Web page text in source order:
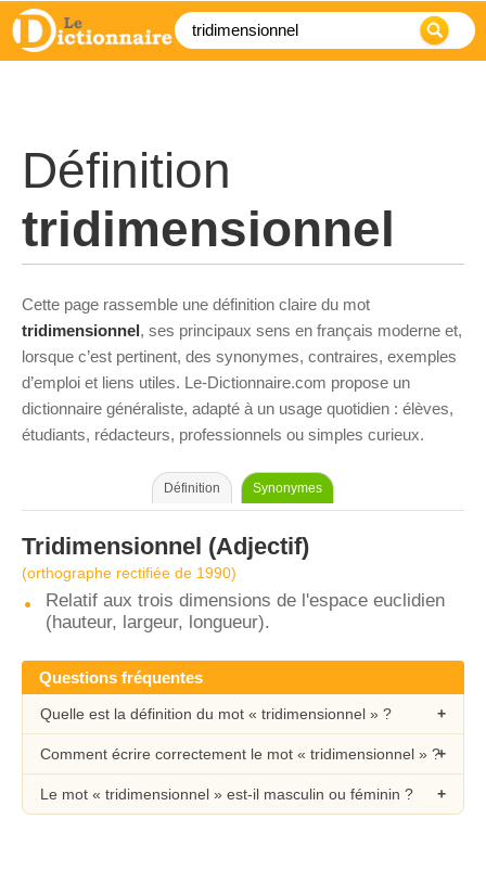
Définition
tridimensionnel
Cette page rassemble une définition claire du mot
tridimensionnel, ses principaux sens en français moderne et,
lorsque c’est pertinent, des synonymes, contraires, exemples
d’emploi et liens utiles. Le-Dictionnaire.com propose un
dictionnaire généraliste, adapté à un usage quotidien : élèves,
étudiants, rédacteurs, professionnels ou simples curieux.
Définition Synonymes
Tridimensionnel (Adjectif)
(orthographe rectifiée de 1990)
Relatif aux trois dimensions de l'espace euclidien
(hauteur, largeur, longueur).
Questions fréquentes
Quelle est la définition du mot « tridimensionnel » ?
Comment écrire correctement le mot « tridimensionnel » ?
Le mot « tridimensionnel » est-il masculin ou féminin ?